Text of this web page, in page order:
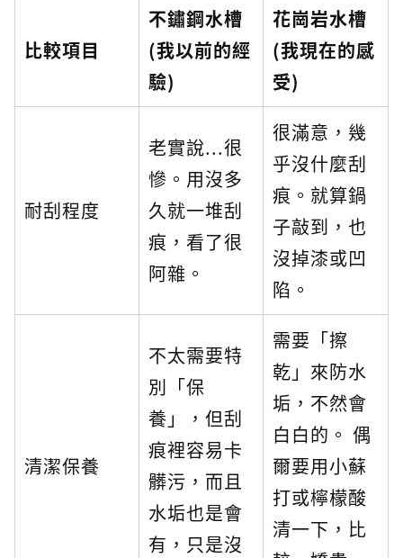
比較項目
不鏽鋼水槽
(我以前的經
驗)
花崗岩水槽
(我現在的感
受)
耐刮程度
老實說...很
慘。用沒多
久就一堆刮
痕，看了很
阿雜。
很滿意，幾
乎沒什麼刮
痕。就算鍋
子敲到，也
沒掉漆或凹
陷。
清潔保養
不太需要特
別「保
養」，但刮
痕裡容易卡
髒污，而且
水垢也是會
有，只是沒
需要「擦
乾」來防水
垢，不然會
白白的。 偶
爾要用小蘇
打或檸檬酸
清一下，比